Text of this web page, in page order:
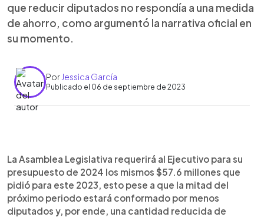
que reducir diputados no respondía a una medida
de ahorro, como argumentó la narrativa oficial en
su momento.
Por Jessica García
Publicado el 06 de septiembre de 2023
► Escuchar artículo
La Asamblea Legislativa requerirá al Ejecutivo para su
presupuesto de 2024 los mismos $57.6 millones que
pidió para este 2023, esto pese a que la mitad del
próximo periodo estará conformado por menos
diputados y, por ende, una cantidad reducida de